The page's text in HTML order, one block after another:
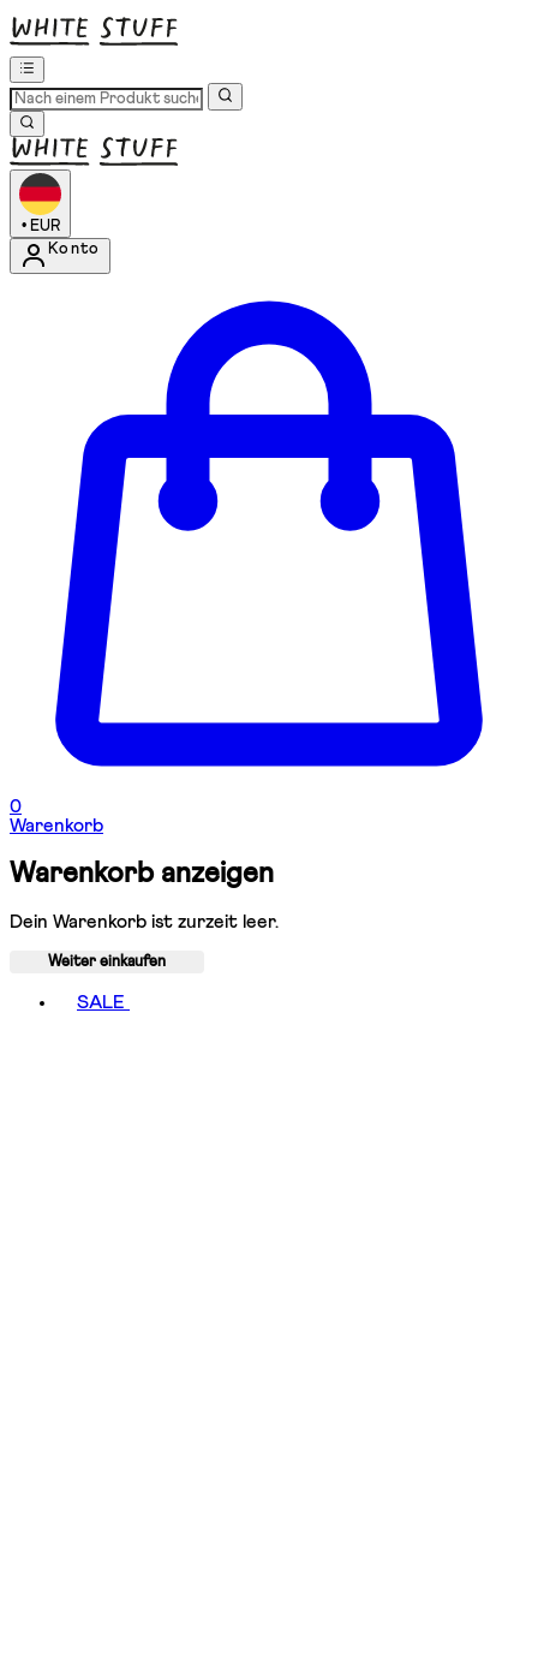
• EUR
Konto
0
Warenkorb
Warenkorb anzeigen
Dein Warenkorb ist zurzeit leer.
Weiter einkaufen
SALE